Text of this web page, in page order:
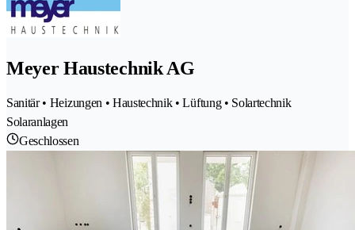
Meyer Haustechnik AG
Sanitär • Heizungen • Haustechnik • Lüftung • Solartechnik
Solaranlagen
Geschlossen